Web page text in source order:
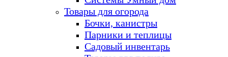
Товары для огорода
Бочки, канистры
Парники и теплицы
Садовый инвентарь